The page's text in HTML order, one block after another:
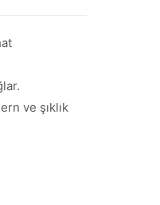
ve şıklık